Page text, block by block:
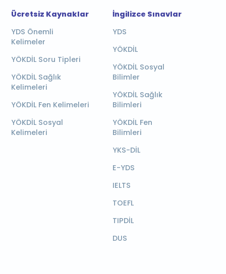
Ücretsiz Kaynaklar
YDS Önemli
Kelimeler
YÖKDİL Soru Tipleri
YÖKDİL Sağlık
Kelimeleri
YÖKDİL Fen Kelimeleri
YÖKDİL Sosyal
Kelimeleri
İngilizce Sınavlar
YDS
YÖKDİL
YÖKDİL Sosyal
Bilimler
YÖKDİL Sağlık
Bilimleri
YÖKDİL Fen
Bilimleri
YKS-DİL
E-YDS
IELTS
TOEFL
TIPDİL
DUS